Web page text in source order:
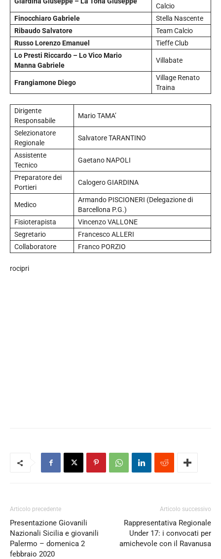
Calcio
Finocchiaro Gabriele
Stella Nascente
Ribaudo Salvatore
Team Calcio
Russo Lorenzo Emanuel
Tieffe Club
Lo Presti Riccardo – Lo Vico Mario
Manna Gabriele
Villabate
Frangiamone Diego
Village Renato
Traina
Dirigente
Responsabile
Mario TAMA’
Selezionatore
Regionale
Salvatore TARANTINO
Assistente
Tecnico
Gaetano NAPOLI
Preparatore dei
Portieri
Calogero GIARDINA
Medico
Armando PISCIONERI (Delegazione di
Barcellona P.G.)
Fisioterapista
Vincenzo VALLONE
Segretario
Francesco ALLERI
Collaboratore
Franco PORZIO
rocipri
Articolo precedente
Presentazione Giovanili
Nazionali Sicilia e giovanili
Palermo – domenica 2
febbraio 2020
Articolo successivo
Rappresentativa Regionale
Under 17: i convocati per
amichevole con il Ravanusa